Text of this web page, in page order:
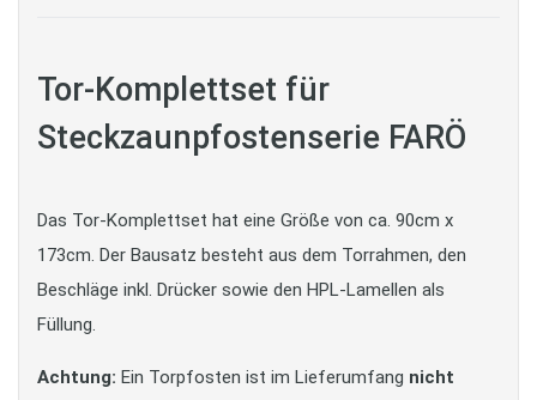
Tor-Komplettset für
Steckzaunpfostenserie FARÖ
Das Tor-Komplettset hat eine Größe von ca. 90cm x
173cm. Der Bausatz besteht aus dem Torrahmen, den
Beschläge inkl. Drücker sowie den HPL-Lamellen als
Füllung.
Achtung: Ein Torpfosten ist im Lieferumfang nicht